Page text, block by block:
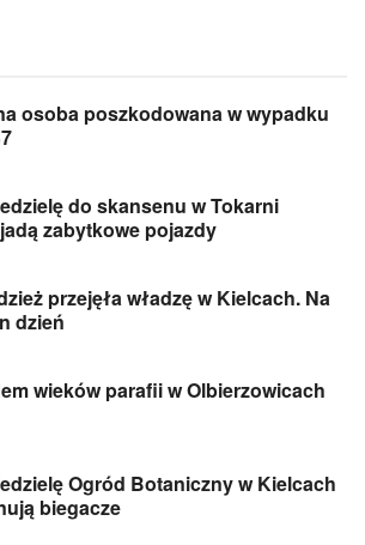
osoba poszkodowana w wypadku
do skansenu w Tokarni
zabytkowe pojazdy
przejęła władzę w Kielcach. Na
dzień
wieków parafii w Olbierzowicach
Ogród Botaniczny w Kielcach
biegacze